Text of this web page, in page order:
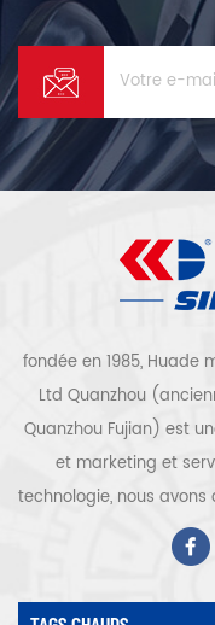
fondée en 1985, Huade
Ltd Quanzhou
Quanzhou Fujian) est
et marketing et
technologie, nous avons
ETL 、 CQC 、
certification
types de